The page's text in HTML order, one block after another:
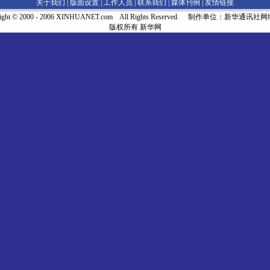
关于我们 | 版面设置 工作人员 联系我们 媒体刊例
友情链接
© 2000 - 2006 XINHUANET.com All Rights Reserved. 制作单位：新华通讯社网
版权所有 新华网